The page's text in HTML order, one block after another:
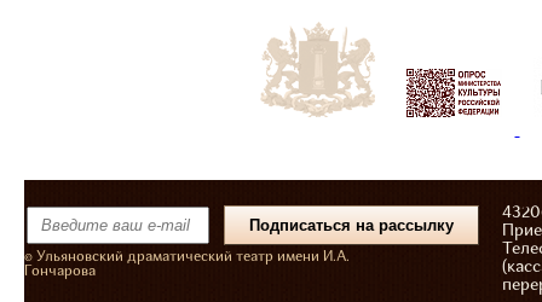
© Ульяновский драматический театр имени И.А.
Гончарова